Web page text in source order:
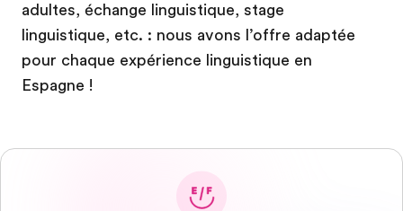
adultes, échange linguistique, stage
linguistique, etc. : nous avons l’offre adaptée
pour chaque expérience linguistique en
Espagne !